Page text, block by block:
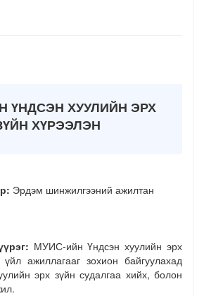
ҮНДСЭН ХУУЛИЙН ЭРХ
ХҮРЭЭЛЭН
Эрдэм шинжилгээний ажилтан
МУИС-ийн Үндсэн хуулийн эрх
үйл ажиллагааг зохион байгуулахад
эрх зүйн судалгаа хийх, болон